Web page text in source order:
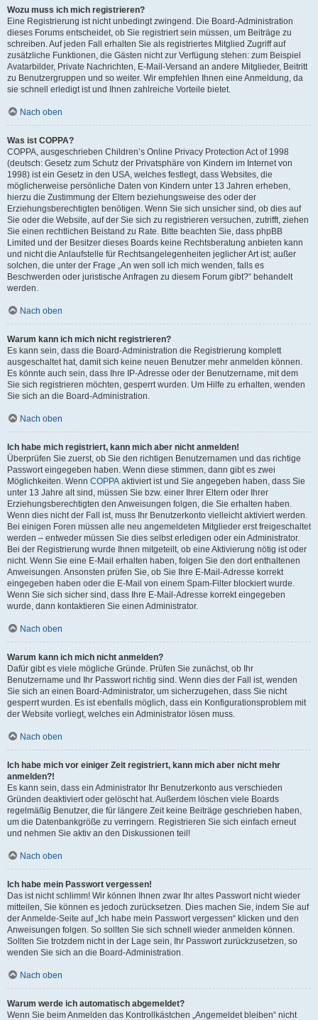
Wozu muss ich mich registrieren?
Eine Registrierung ist nicht unbedingt zwingend. Die Board-Administration
dieses Forums entscheidet, ob Sie registriert sein müssen, um Beiträge zu
schreiben. Auf jeden Fall erhalten Sie als registriertes Mitglied Zugriff auf
zusätzliche Funktionen, die Gästen nicht zur Verfügung stehen: zum Beispiel
Avatarbilder, Private Nachrichten, E-Mail-Versand an andere Mitglieder, Beitritt
zu Benutzergruppen und so weiter. Wir empfehlen Ihnen eine Anmeldung, da
sie schnell erledigt ist und Ihnen zahlreiche Vorteile bietet.
Nach oben
Was ist COPPA?
COPPA, ausgeschrieben Children’s Online Privacy Protection Act of 1998
(deutsch: Gesetz zum Schutz der Privatsphäre von Kindern im Internet von
1998) ist ein Gesetz in den USA, welches festlegt, dass Websites, die
möglicherweise persönliche Daten von Kindern unter 13 Jahren erheben,
hierzu die Zustimmung der Eltern beziehungsweise des oder der
Erziehungsberechtigten benötigen. Wenn Sie sich unsicher sind, ob dies auf
Sie oder die Website, auf der Sie sich zu registrieren versuchen, zutrifft, ziehen
Sie einen rechtlichen Beistand zu Rate. Bitte beachten Sie, dass phpBB
Limited und der Besitzer dieses Boards keine Rechtsberatung anbieten kann
und nicht die Anlaufstelle für Rechtsangelegenheiten jeglicher Art ist; außer
solchen, die unter der Frage „An wen soll ich mich wenden, falls es
Beschwerden oder juristische Anfragen zu diesem Forum gibt?“ behandelt
werden.
Nach oben
Warum kann ich mich nicht registrieren?
Es kann sein, dass die Board-Administration die Registrierung komplett
ausgeschaltet hat, damit sich keine neuen Benutzer mehr anmelden können.
Es könnte auch sein, dass Ihre IP-Adresse oder der Benutzername, mit dem
Sie sich registrieren möchten, gesperrt wurden. Um Hilfe zu erhalten, wenden
Sie sich an die Board-Administration.
Nach oben
Ich habe mich registriert, kann mich aber nicht anmelden!
Überprüfen Sie zuerst, ob Sie den richtigen Benutzernamen und das richtige
Passwort eingegeben haben. Wenn diese stimmen, dann gibt es zwei
Möglichkeiten. Wenn COPPA aktiviert ist und Sie angegeben haben, dass Sie
unter 13 Jahre alt sind, müssen Sie bzw. einer Ihrer Eltern oder Ihrer
Erziehungsberechtigten den Anweisungen folgen, die Sie erhalten haben.
Wenn dies nicht der Fall ist, muss Ihr Benutzerkonto vielleicht aktiviert werden.
Bei einigen Foren müssen alle neu angemeldeten Mitglieder erst freigeschaltet
werden – entweder müssen Sie dies selbst erledigen oder ein Administrator.
Bei der Registrierung wurde Ihnen mitgeteilt, ob eine Aktivierung nötig ist oder
nicht. Wenn Sie eine E-Mail erhalten haben, folgen Sie den dort enthaltenen
Anweisungen. Ansonsten prüfen Sie, ob Sie Ihre E-Mail-Adresse korrekt
eingegeben haben oder die E-Mail von einem Spam-Filter blockiert wurde.
Wenn Sie sich sicher sind, dass Ihre E-Mail-Adresse korrekt eingegeben
wurde, dann kontaktieren Sie einen Administrator.
Nach oben
Warum kann ich mich nicht anmelden?
Dafür gibt es viele mögliche Gründe. Prüfen Sie zunächst, ob Ihr
Benutzername und Ihr Passwort richtig sind. Wenn dies der Fall ist, wenden
Sie sich an einen Board-Administrator, um sicherzugehen, dass Sie nicht
gesperrt wurden. Es ist ebenfalls möglich, dass ein Konfigurationsproblem mit
der Website vorliegt, welches ein Administrator lösen muss.
Nach oben
Ich habe mich vor einiger Zeit registriert, kann mich aber nicht mehr
anmelden?!
Es kann sein, dass ein Administrator Ihr Benutzerkonto aus verschieden
Gründen deaktiviert oder gelöscht hat. Außerdem löschen viele Boards
regelmäßig Benutzer, die für längere Zeit keine Beiträge geschrieben haben,
um die Datenbankgröße zu verringern. Registrieren Sie sich einfach erneut
und nehmen Sie aktiv an den Diskussionen teil!
Nach oben
Ich habe mein Passwort vergessen!
Das ist nicht schlimm! Wir können Ihnen zwar Ihr altes Passwort nicht wieder
mitteilen, Sie können es jedoch zurücksetzen. Dies machen Sie, indem Sie auf
der Anmelde-Seite auf „Ich habe mein Passwort vergessen“ klicken und den
Anweisungen folgen. So sollten Sie sich schnell wieder anmelden können.
Sollten Sie trotzdem nicht in der Lage sein, Ihr Passwort zurückzusetzen, so
wenden Sie sich an die Board-Administration.
Nach oben
Warum werde ich automatisch abgemeldet?
Wenn Sie beim Anmelden das Kontrollkästchen „Angemeldet bleiben“ nicht